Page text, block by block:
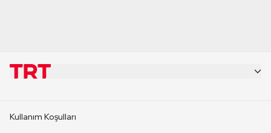
Kullanım Koşulları